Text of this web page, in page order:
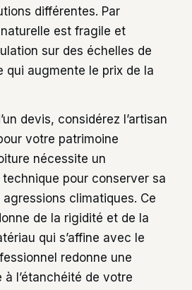
différentes. Par
naturelle est fragile et
sur des échelles de
qui augmente le prix de la
devis, considérez l’artisan
votre patrimoine
nécessite un
pour conserver sa
climatiques. Ce
de la rigidité et de la
qui s’affine avec le
redonne une
l’étanchéité de votre